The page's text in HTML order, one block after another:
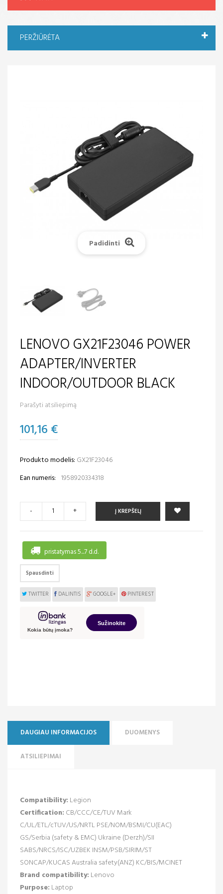
PERŽIŪRĖTA
Padidinti
LENOVO GX21F23046 POWER
ADAPTER/INVERTER
INDOOR/OUTDOOR BLACK
Parašyti atsiliepimą
101,16 €
Produkto modelis: GX21F23046
Ean numeris: 1958920334318
- + Į KREPŠELĮ
pristatymas 5...7 d.d.
Spausdinti
TWITTER DALINTIS GOOGLE+ PINTEREST
DAUGIAU INFORMACIJOS DUOMENYS
ATSILIEPIMAI
Compatibility: Legion
Certification: CB/CCC/CE/TUV Mark
C/UL/ETL/cTUV/US/NRTL PSE/NOM/BSMI/CU(EAC)
GS/Serbia (safety & EMC) Ukraine (Derzh)/SII
SABS/NRCS/ISC/UZBEK INSM/PSB/SIRIM/ST
SONCAP/KUCAS Australia safety(ANZ) KC/BIS/MCINET
Brand compatibility: Lenovo
Purpose: Laptop